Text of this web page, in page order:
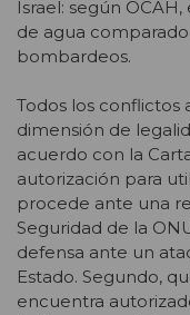
Israel: según
de agua
bombardeos.
Todos los
dimensión de
acuerdo con la
autorización para
procede ante una
Seguridad de la
defensa ante un
Estado. Segundo,
encuentra